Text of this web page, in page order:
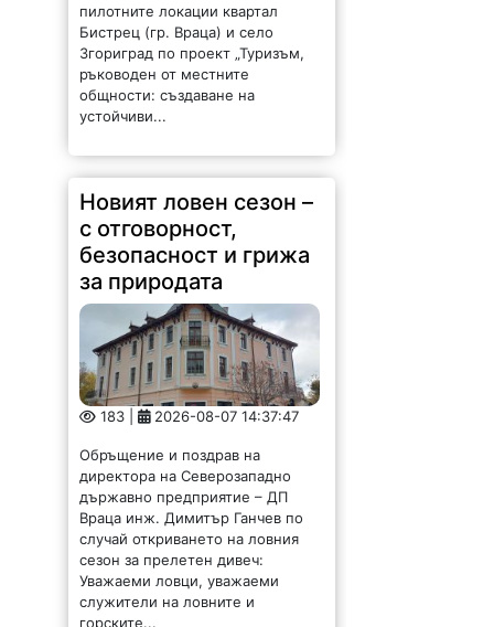
пилотните локации квартал
Бистрец (гр. Враца) и село
Згориград по проект „Туризъм,
ръководен от местните
общности: създаване на
устойчиви...
Новият ловен сезон –
с отговорност,
безопасност и грижа
за природата
183 | 2026-08-07 14:37:47
Обръщение и поздрав на
директора на Северозападно
държавно предприятие – ДП
Враца инж. Димитър Ганчев по
случай откриването на ловния
сезон за прелетен дивеч:
Уважаеми ловци, уважаеми
служители на ловните и
горските...